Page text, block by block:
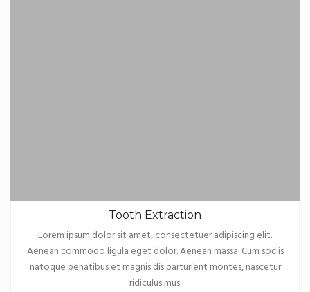
Tooth Extraction
Lorem ipsum dolor sit amet, consectetuer adipiscing elit.
Aenean commodo ligula eget dolor. Aenean massa. Cum sociis
natoque penatibus et magnis dis parturient montes, nascetur
ridiculus mus.